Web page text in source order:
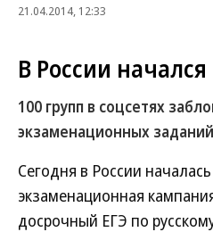
21.04.2014, 12:33
В России начался
100 групп в соцсетях
экзаменационных заданий
Сегодня в России
экзаменационная
досрочный ЕГЭ по